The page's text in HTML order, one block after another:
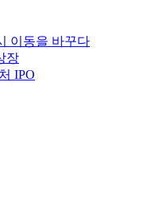
이동을 바꾸다
장
IPO